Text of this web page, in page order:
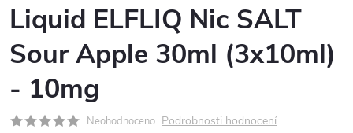
Liquid ELFLIQ Nic SALT
Sour Apple 30ml (3x10ml)
- 10mg
Neohodnoceno Podrobnosti hodnocení